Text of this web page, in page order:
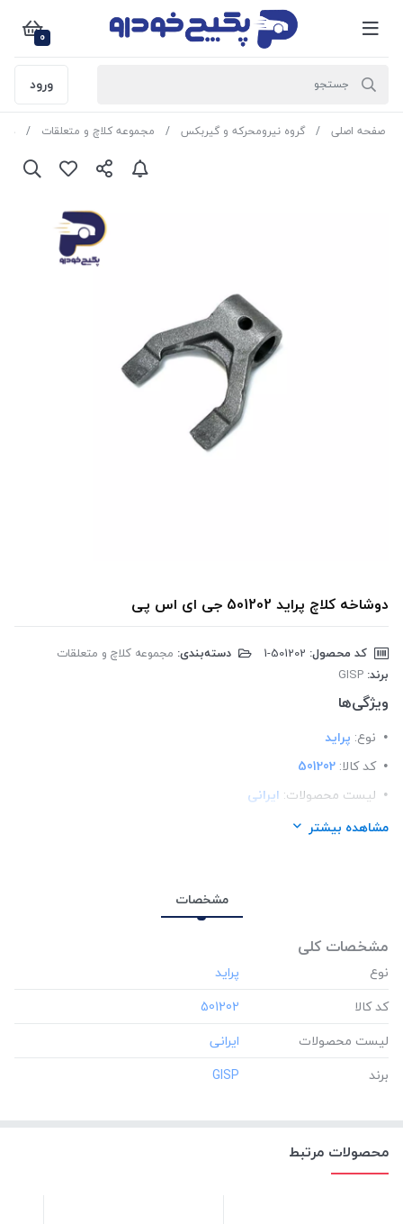
0
ورود
صفحه اصلی گروه نیرومحرکه و گیربکس مجموعه کلاچ و متعلقات
دوشاخه کلاچ پراید 501202 جی ای اس پی
کد محصول: دسته‌بندی: مجموعه کلاچ و متعلقات
برند: GISP
ویژگی‌ها
نوع: پراید
کد کالا: 501202
لیست محصولات: ایرانی
برند:GISP
مشاهده بیشتر
مشخصات
مشخصات کلی
نوع
کد کالا
‎501202
لیست محصولات
برند
‎GISP
محصولات مرتبط